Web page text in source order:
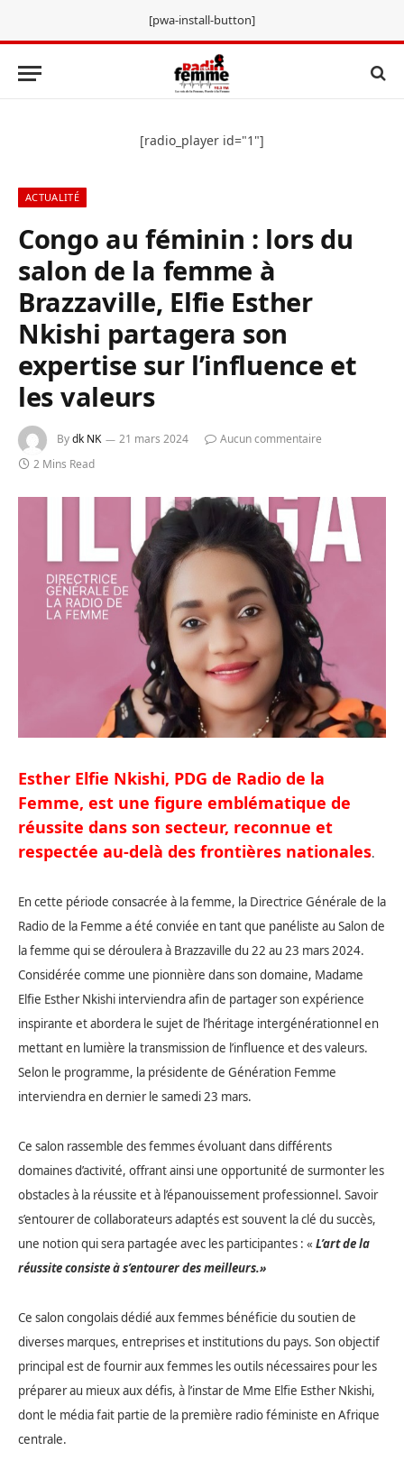
[pwa-install-button]
[radio_player id="1"]
ACTUALITÉ
Congo au féminin : lors du
salon de la femme à
Brazzaville, Elfie Esther
Nkishi partagera son
expertise sur l’influence et
les valeurs
Bydk NK 21 mars 2024
Aucun commentaire
2 Mins Read
Esther Elfie Nkishi, PDG de Radio de la
Femme, est une figure emblématique de
réussite dans son secteur, reconnue et
respectée au-delà des frontières nationales.
En cette période consacrée à la femme, la Directrice Générale de la
Radio de la Femme a été conviée en tant que panéliste au Salon de
la femme qui se déroulera à Brazzaville du 22 au 23 mars 2024.
Considérée comme une pionnière dans son domaine, Madame
Elfie Esther Nkishi interviendra afin de partager son expérience
inspirante et abordera le sujet de l’héritage intergénérationnel en
mettant en lumière la transmission de l’influence et des valeurs.
Selon le programme, la présidente de Génération Femme
interviendra en dernier le samedi 23 mars.
Ce salon rassemble des femmes évoluant dans différents
domaines d’activité, offrant ainsi une opportunité de surmonter les
obstacles à la réussite et à l’épanouissement professionnel. Savoir
s’entourer de collaborateurs adaptés est souvent la clé du succès,
une notion qui sera partagée avec les participantes : « L’art de la
réussite consiste à s’entourer des meilleurs.»
Ce salon congolais dédié aux femmes bénéficie du soutien de
diverses marques, entreprises et institutions du pays. Son objectif
principal est de fournir aux femmes les outils nécessaires pour les
préparer au mieux aux défis, à l’instar de Mme Elfie Esther Nkishi,
dont le média fait partie de la première radio féministe en Afrique
centrale.